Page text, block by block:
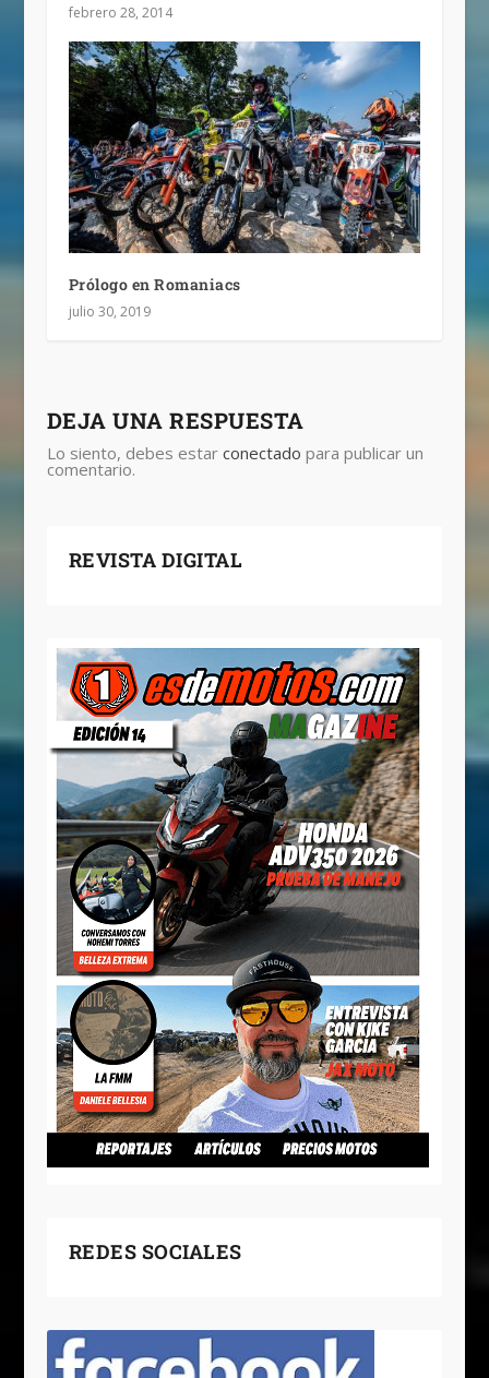
febrero 28, 2014
Prólogo en Romaniacs
julio 30, 2019
DEJA UNA RESPUESTA
Lo siento, debes estar conectado para publicar un
comentario.
REVISTA DIGITAL
REDES SOCIALES